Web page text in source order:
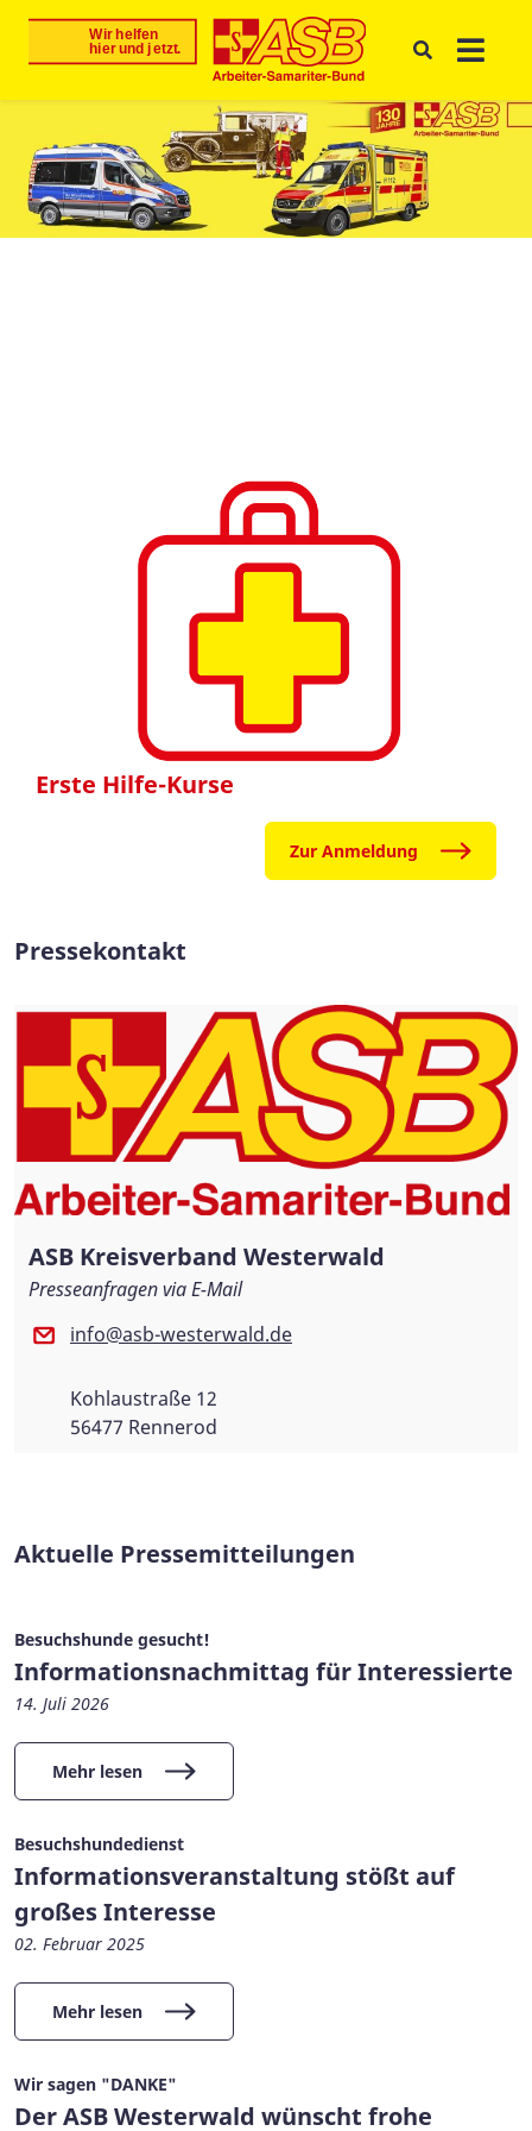
Erste Hilfe-Kurse
Zur Anmeldung
Pressekontakt
ASB Kreisverband Westerwald
Presseanfragen via E-Mail
info@asb-westerwald.de
Kohlaustraße 12
56477 Rennerod
Aktuelle Pressemitteilungen
Besuchshunde gesucht!
Informationsnachmittag für Interessierte
14. Juli 2026
Mehr lesen
Besuchshundedienst
Informationsveranstaltung stößt auf
großes Interesse
02. Februar 2025
Mehr lesen
Wir sagen "DANKE"
Der ASB Westerwald wünscht frohe